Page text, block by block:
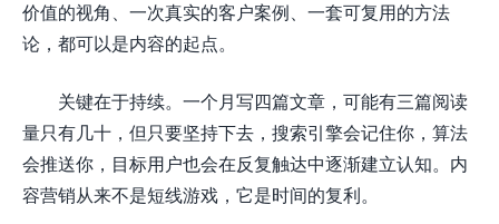
价值的视角、一次真实的客户案例、一套可复用的方法
论，都可以是内容的起点。
关键在于持续。一个月写四篇文章，可能有三篇阅读
量只有几十，但只要坚持下去，搜索引擎会记住你，算法
会推送你，目标用户也会在反复触达中逐渐建立认知。内
容营销从来不是短线游戏，它是时间的复利。